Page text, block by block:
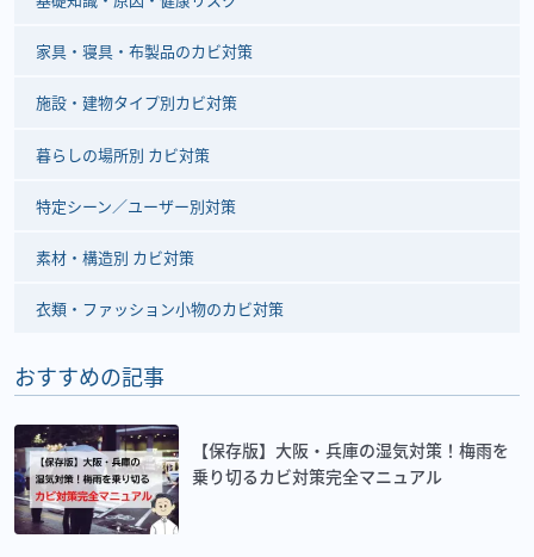
家具・寝具・布製品のカビ対策
施設・建物タイプ別カビ対策
暮らしの場所別 カビ対策
特定シーン／ユーザー別対策
素材・構造別 カビ対策
衣類・ファッション小物のカビ対策
おすすめの記事
【保存版】大阪・兵庫の湿気対策！梅雨を
乗り切るカビ対策完全マニュアル